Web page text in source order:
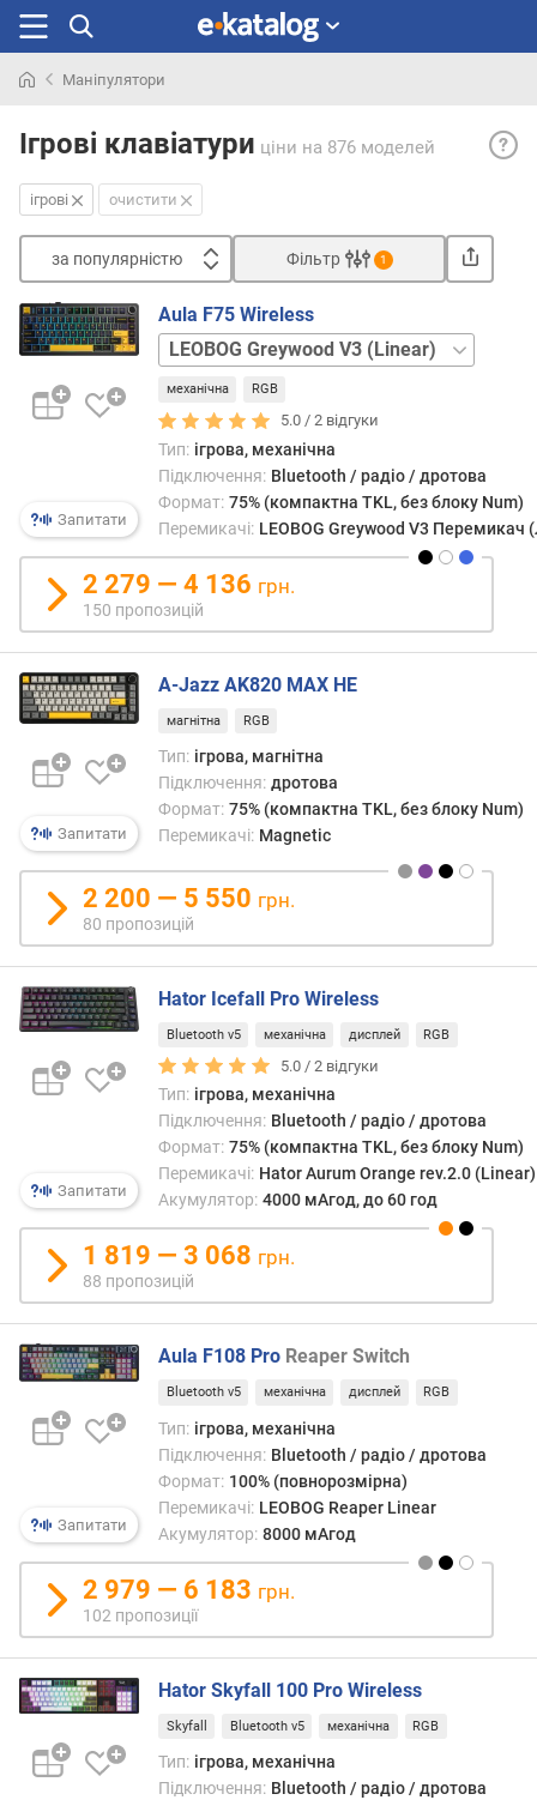
раніше
Маніпулятори
Ігрові клавіатури ціни на 876 моделей
Ігрові
перш
все
(деякі
гру).
бути
Так,
в
інші
різні
ігрові очистити
за популярністю
з
а
п
о
р
н
і
с
т
ю
в
д
д
ш
е
и
о
д
о
р
о
в
і
д
д
о
о
г
и
х
е
ш
е
в
и
х
з
в
Фільтр 1
Запитати
Aula F75 Wireless
LEOBOG
Dream
Sakura
(Linear)LEOBOG
Reaper
LinearLEOBOG
Seiya
(Linear)
механічна RGB
5.0 /2 відгуки
Тип: ігрова, механічна
Підключення: Bluetooth / радіо / дротова
Формат: 75% (компактна TKL, без блоку Num)
Перемикачі: LEOBOG Greywood V3 Перемикач
2 279 — 4 136 грн.
150 пропозицій
Запитати
A-Jazz AK820 MAX HE
магнітна RGB
Тип: ігрова, магнітна
Підключення: дротова
Формат: 75% (компактна TKL, без блоку Num)
Перемикачі: Magnetic
2 200 — 5 550 грн.
80 пропозицій
Запитати
Hator Icefall Pro Wireless
Bluetooth v5 механічна дисплей RGB
5.0 /2 відгуки
Тип: ігрова, механічна
Підключення: Bluetooth / радіо / дротова
Формат: 75% (компактна TKL, без блоку Num)
Перемикачі: Hator Aurum Orange rev.2.0 (Linear)
Акумулятор: 4000 мАгод, до 60 год
1 819 — 3 068 грн.
88 пропозицій
Запитати
Aula F108 Pro Reaper Switch
Bluetooth v5 механічна дисплей RGB
Тип: ігрова, механічна
Підключення: Bluetooth / радіо / дротова
Формат: 100% (повнорозмірна)
Перемикачі: LEOBOG Reaper Linear
Акумулятор: 8000 мАгод
2 979 — 6 183 грн.
102 пропозиції
Hator Skyfall 100 Pro Wireless
Skyfall Bluetooth v5 механічна RGB
Тип: ігрова, механічна
Підключення: Bluetooth / радіо / дротова